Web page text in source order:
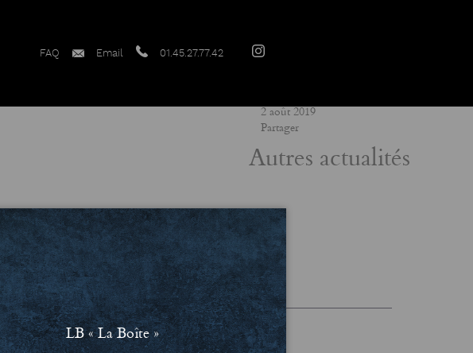
FAQ Email 01.45.27.77.42
2 août 2019
Partager
Autres actualités
Mentions légales et Politique de confidentialité
LB « La Boîte »